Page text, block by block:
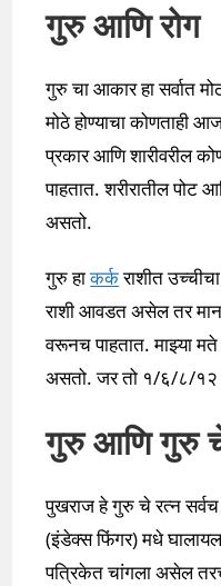
गुरु आणि रोग
गुरु चा आकार हा सर्वात
मोठे होण्याचा कोणताही
प्रकार आणि शारीवरील
पाहतात. शरीरातील पोट
असतो.
गुरु हाकर्कराशीत
राशी आवडत असेल तर
वरूनच पाहतात. माझ्या
असतो. जर तो १/६/८/१२
गुरु आणि गुरु
पुखराज हे गुरु चे रत्न सर्वच
(इंडेक्स फिंगर) मधे
पत्रिकेत चांगला असेल